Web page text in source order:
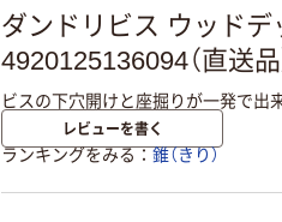
ダンドリビス ウッド
4920125136094（直送品
ビスの下穴開けと座掘りが一発で出来
レビューを書く
ランキングをみる 錐（きり）